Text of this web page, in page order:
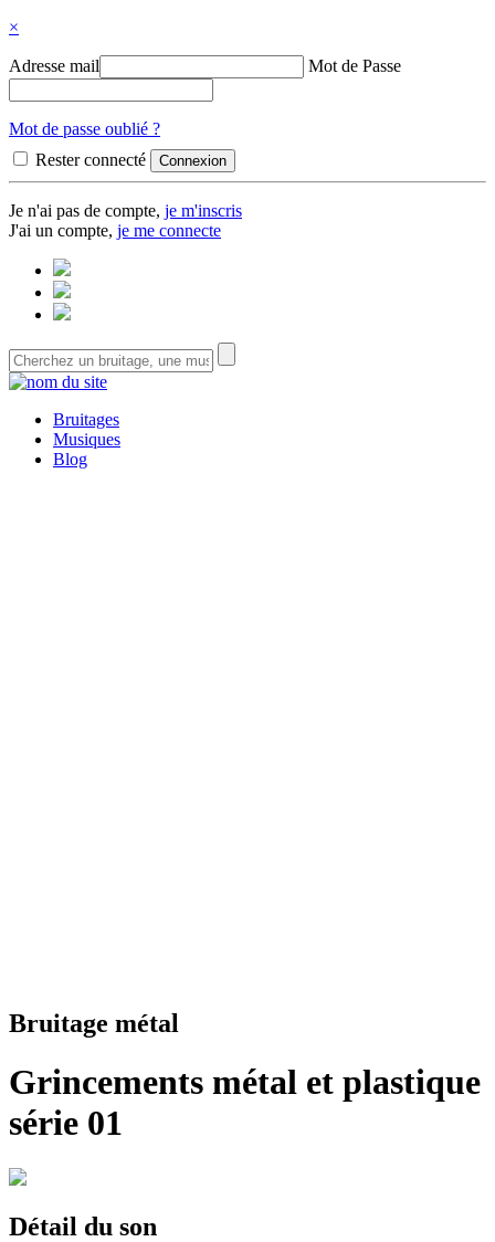
×
Adresse mail Mot de Passe
Mot de passe oublié ?
Rester connecté
Je n'ai pas de compte, je m'inscris
J'ai un compte, je me connecte
Bruitages
Musiques
Blog
Bruitage métal
Grincements métal et plastique
série 01
Détail du son